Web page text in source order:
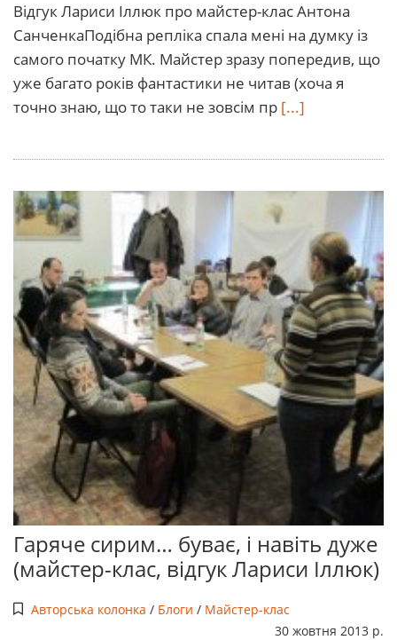
Відгук Лариси Іллюк про майстер-клас Антона
СанченкаПодібна репліка спала мені на думку із
самого початку МК. Майстер зразу попередив, що
уже багато років фантастики не читав (хоча я
точно знаю, що то таки не зовсім пр [...]
Гаряче сирим… буває, і навіть дуже
(майстер-клас, відгук Лариси Іллюк)
Авторська колонка / Блоги / Майстер-клас
30 жовтня 2013 р.